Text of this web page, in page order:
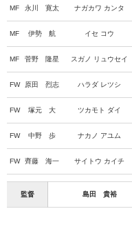
MF 永川 寛太 ナガカワ カンタ
MF 伊勢 航 イセ コウ
MF 菅野 隆星 スガノ リュウセイ
FW 原田 烈志 ハラダ レツシ
FW 塚元 大 ツカモト ダイ
FW 中野 歩 ナカノ アユム
FW 齊藤 海一 サイトウ カイチ
監督 島田 貴裕